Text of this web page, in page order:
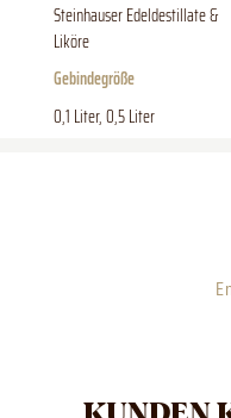
Steinhauser Edeldestillate &
Liköre
Gebindegröße
0,1 Liter, 0,5 Liter